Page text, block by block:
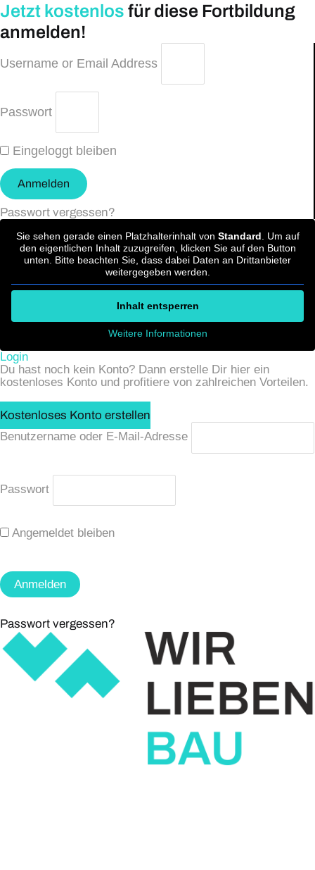
Jetzt kostenlos für diese Fortbildung
anmelden!
Username or Email Address
Passwort
Eingeloggt bleiben
Anmelden
Passwort vergessen?
Sie sehen gerade einen Platzhalterinhalt von Standard . Um auf
den eigentlichen Inhalt zuzugreifen, klicken Sie auf den Button
unten. Bitte beachten Sie, dass dabei Daten an Drittanbieter
weitergegeben werden.
Inhalt entsperren
Weitere Informationen
Login
Du hast noch kein Konto? Dann erstelle Dir hier ein
kostenloses Konto und profitiere von zahlreichen Vorteilen.
Kostenloses Konto erstellen
Benutzername oder E-Mail-Adresse
Passwort
Angemeldet bleiben
Passwort vergessen?